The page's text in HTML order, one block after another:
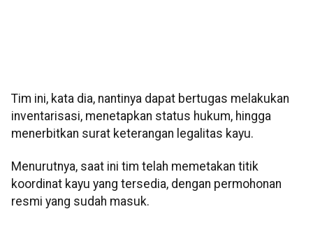
Tim ini, kata dia, nantinya dapat bertugas melakukan
inventarisasi, menetapkan status hukum, hingga
menerbitkan surat keterangan legalitas kayu.
Menurutnya, saat ini tim telah memetakan titik
koordinat kayu yang tersedia, dengan permohonan
resmi yang sudah masuk.